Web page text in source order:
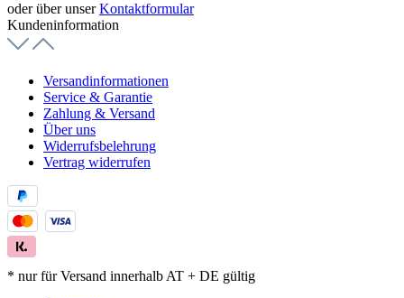
oder über unserKontaktformular
Kundeninformation
Versandinformationen
Service & Garantie
Zahlung & Versand
Über uns
Widerrufsbelehrung
Vertrag widerrufen
* nur für Versand innerhalb AT + DE gültig